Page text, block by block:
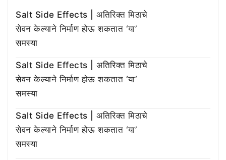
Salt Side Effects | अतिरिक्त मिठाचे
सेवन केल्याने निर्माण होऊ शकतात ‘या’
समस्या
Salt Side Effects | अतिरिक्त मिठाचे
सेवन केल्याने निर्माण होऊ शकतात ‘या’
समस्या
Salt Side Effects | अतिरिक्त मिठाचे
सेवन केल्याने निर्माण होऊ शकतात ‘या’
समस्या